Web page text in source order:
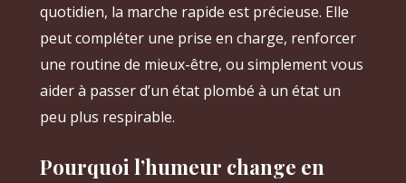
quotidien, la marche rapide est précieuse. Elle
peut compléter une prise en charge, renforcer
une routine de mieux-être, ou simplement vous
aider à passer d’un état plombé à un état un
peu plus respirable.
Pourquoi l’humeur change en